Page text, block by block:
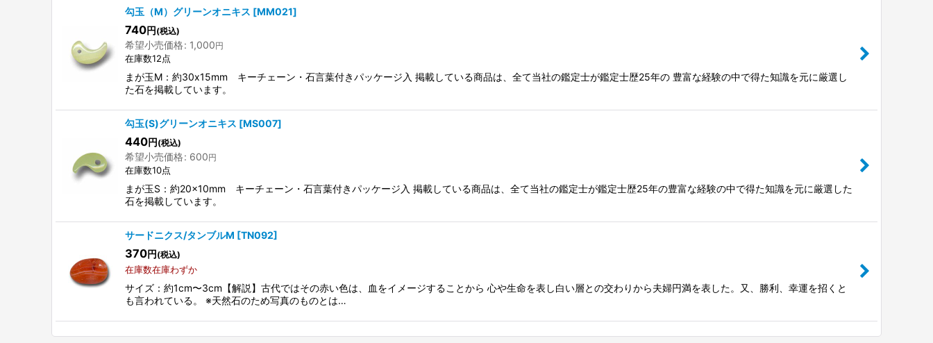
勾玉（M）グリーンオニキス [MM021]
740円 (税込)
希望小売価格: 1,000円
在庫数12点
まが玉M：約30x15mm キーチェーン・石言葉付きパッケージ入 掲載している商品は、全て当社の鑑定士が鑑定士歴25年の 豊富な経験の中で得た知識を元に厳選し
た石を掲載しています。
勾玉(S)グリーンオニキス [MS007]
440円 (税込)
希望小売価格: 600円
在庫数10点
まが玉S：約20×10mm キーチェーン・石言葉付きパッケージ入 掲載している商品は、全て当社の鑑定士が鑑定士歴25年の豊富な経験の中で得た知識を元に厳選した
石を掲載しています。
サードニクス/タンブルM [TN092]
370円 (税込)
在庫数在庫わずか
サイズ：約1cm〜3cm【解説】古代ではその赤い色は、血をイメージすることから 心や生命を表し白い層との交わりから夫婦円満を表した。又、勝利、幸運を招くと
も言われている。 ※天然石のため写真のものとは…